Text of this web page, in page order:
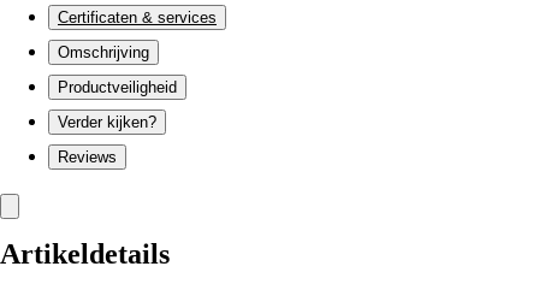
Certificaten & services
Omschrijving
Productveiligheid
Verder kijken?
Reviews
Artikeldetails